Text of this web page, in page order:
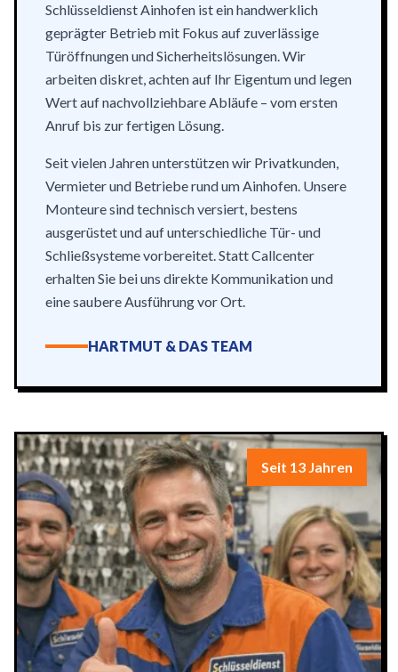
Schlüsseldienst Ainhofen ist ein handwerklich
geprägter Betrieb mit Fokus auf zuverlässige
Türöffnungen und Sicherheitslösungen. Wir
arbeiten diskret, achten auf Ihr Eigentum und legen
Wert auf nachvollziehbare Abläufe – vom ersten
Anruf bis zur fertigen Lösung.
Seit vielen Jahren unterstützen wir Privatkunden,
Vermieter und Betriebe rund um Ainhofen. Unsere
Monteure sind technisch versiert, bestens
ausgerüstet und auf unterschiedliche Tür- und
Schließsysteme vorbereitet. Statt Callcenter
erhalten Sie bei uns direkte Kommunikation und
eine saubere Ausführung vor Ort.
HARTMUT & DAS TEAM
Seit 13 Jahren